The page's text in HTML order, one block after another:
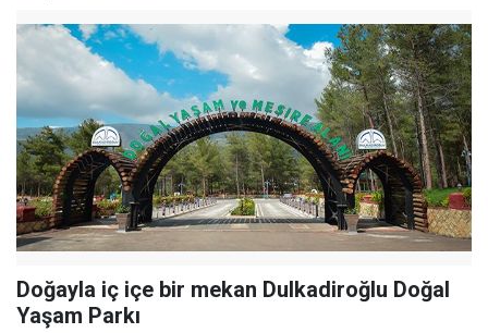
Doğayla iç içe bir mekan Dulkadiroğlu Doğal
Yaşam Parkı